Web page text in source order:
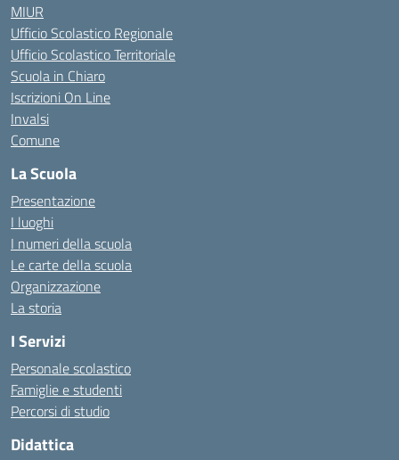
MIUR
Ufficio Scolastico Regionale
Ufficio Scolastico Territoriale
Scuola in Chiaro
Iscrizioni On Line
Invalsi
Comune
La Scuola
Presentazione
I luoghi
I numeri della scuola
Le carte della scuola
Organizzazione
La storia
I Servizi
Personale scolastico
Famiglie e studenti
Percorsi di studio
Didattica